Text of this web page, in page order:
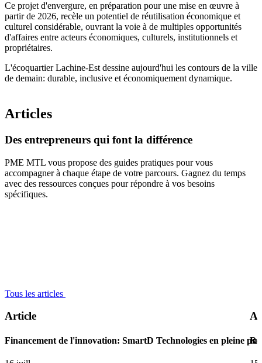
Ce projet d'envergure, en préparation pour une mise en œuvre à
partir de 2026, recèle un potentiel de réutilisation économique et
culturel considérable, ouvrant la voie à de multiples opportunités
d'affaires entre acteurs économiques, culturels, institutionnels et
propriétaires.
L'écoquartier Lachine-Est dessine aujourd'hui les contours de la ville
de demain: durable, inclusive et économiquement dynamique.
Articles
Des entrepreneurs qui font la différence
PME MTL vous propose des guides pratiques pour vous
accompagner à chaque étape de votre parcours. Gagnez du temps
avec des ressources conçues pour répondre à vos besoins
spécifiques.
Tous les articles
Article
Financement de l'innovation: SmartD Technologies en pleine